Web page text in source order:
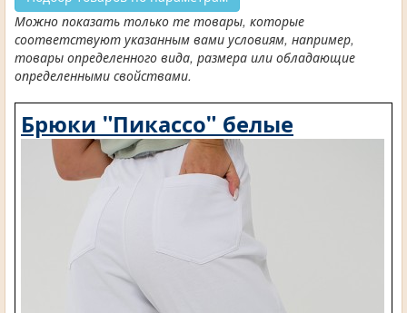
Можно показать только те товары, которые
соответствуют указанным вами условиям, например,
товары определенного вида, размера или обладающие
определенными свойствами.
Брюки "Пикассо" белые